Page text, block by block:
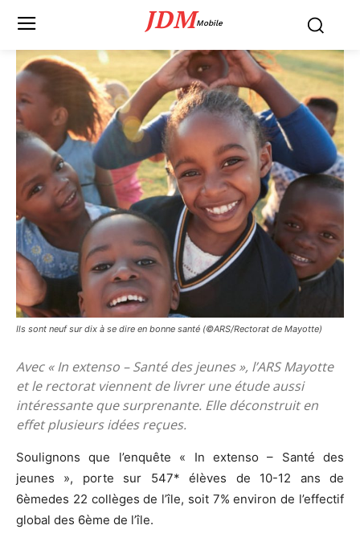
JDMMobile
Ils sont neuf sur dix à se dire en bonne santé (©ARS/Rectorat de Mayotte)
Avec « In extenso – Santé des jeunes », l’ARS Mayotte
et le rectorat viennent de livrer une étude aussi
intéressante que surprenante. Elle déconstruit en
effet plusieurs idées reçues.
Soulignons que l’enquête « In extenso – Santé des
jeunes », porte sur 547* élèves de 10-12 ans de
6èmedes 22 collèges de l’île, soit 7% environ de l’effectif
global des 6ème de l’île.